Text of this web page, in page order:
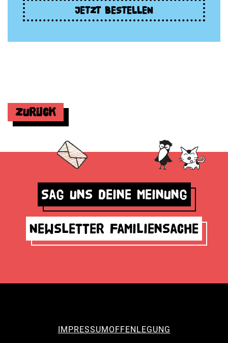
JETZT BESTELLEN
Zurück
Sag uns deine Meinung
Newsletter Familiensache
IMPRESSUMOFFENLEGUNG